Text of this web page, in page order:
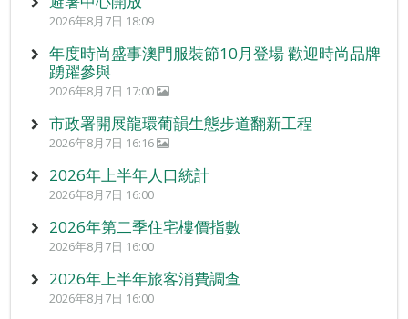
2026年8月7日 18:09
年度時尚盛事澳門服裝節10月登場 歡迎時尚品牌
踴躍參與
2026年8月7日 17:00
市政署開展龍環葡韻生態步道翻新工程
2026年8月7日 16:16
2026年上半年人口統計
2026年8月7日 16:00
2026年第二季住宅樓價指數
2026年8月7日 16:00
2026年上半年旅客消費調查
2026年8月7日 16:00